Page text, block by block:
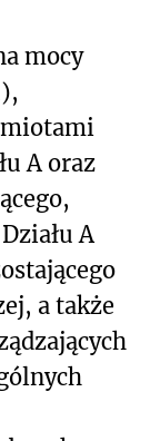
mocy
A oraz
A
a także